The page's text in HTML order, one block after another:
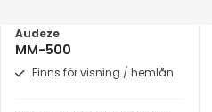
Audeze
MM-500
Finns för visning / hemlån